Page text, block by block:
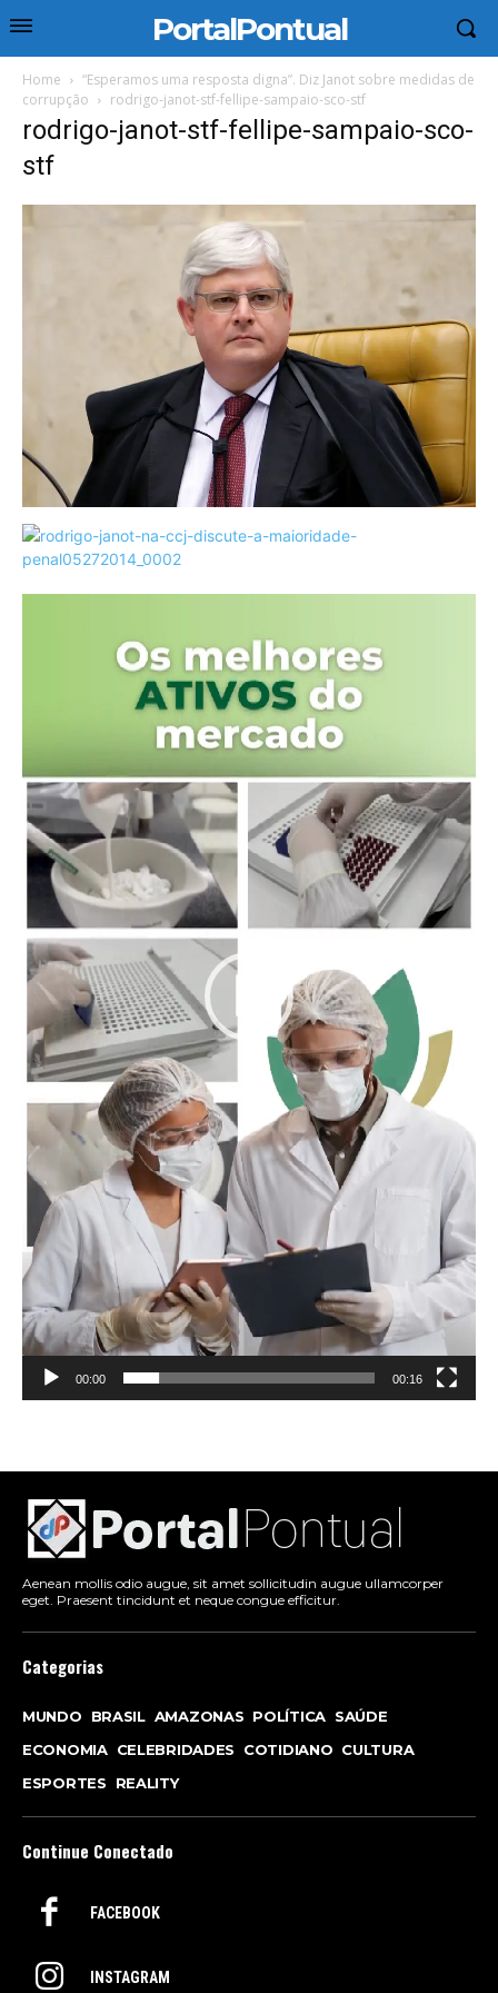
PortalPontual
Home
“Esperamos uma resposta digna”. Diz Janot sobre medidas de
corrupção
rodrigo-janot-stf-fellipe-sampaio-sco-stf
rodrigo-janot-stf-fellipe-sampaio-sco-
stf
00:00 00:16
Aenean mollis odio augue, sit amet sollicitudin augue ullamcorper
eget. Praesent tincidunt et neque congue efficitur.
Categorias
MUNDO BRASIL AMAZONAS POLÍTICA SAÚDE
ECONOMIA CELEBRIDADES COTIDIANO CULTURA
ESPORTES
REALITY
Continue Conectado
FACEBOOK
INSTAGRAM